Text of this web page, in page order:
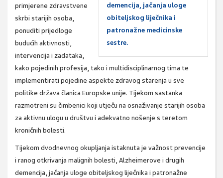
demencija, jačanja uloge
obiteljskog liječnika i
patronažne medicinske
sestre.
primjerene zdravstvene
skrbi starijih osoba,
ponuditi prijedloge
budućih aktivnosti,
intervencija i zadataka,
kako pojedinih profesija, tako i multidisciplinarnog tima te
implementirati pojedine aspekte zdravog starenja u sve
politike država članica Europske unije. Tijekom sastanka
razmotreni su čimbenici koji utječu na osnaživanje starijih osoba
za aktivnu ulogu u društvu i adekvatno nošenje s teretom
kroničnih bolesti.
Tijekom dvodnevnog okupljanja istaknuta je važnost prevencije
i ranog otkrivanja malignih bolesti, Alzheimerove i drugih
demencija, jačanja uloge obiteljskog liječnika i patronažne